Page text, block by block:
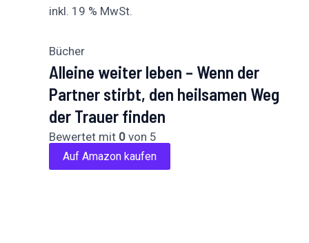
inkl. 19 % MwSt.
Bücher
Alleine weiter leben – Wenn der
Partner stirbt, den heilsamen Weg
der Trauer finden
Bewertet mit 0 von 5
Auf Amazon kaufen